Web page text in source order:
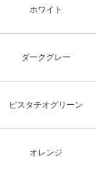
ホワイト
ダークグレー
ピスタチオグリーン
オレンジ